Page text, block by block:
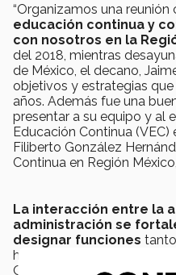
“Organizamos una reunión
educación continua y
con nosotros en la
del 2018, mientras
de México, el decano,
objetivos y estrategias
años. Además fue una
presentar a su equipo y al
Educación Continua
Filiberto González
Continua en Región
La interacción entre la
administración se
designar funciones
homólogo de Filiberto
Origgie, quien funge como